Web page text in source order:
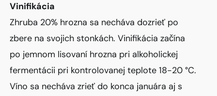
Vinifikácia
Zhruba 20% hrozna sa necháva dozrieť po
zbere na svojich stonkách. Vinifikácia začína
po jemnom lisovaní hrozna pri alkoholickej
fermentácii pri kontrolovanej teplote 18-20 °C.
Víno sa necháva zrieť do konca januára aj s